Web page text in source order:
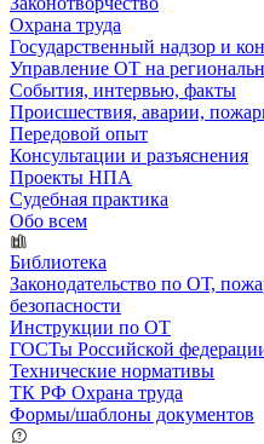
Охрана труда
Государственный надзор и
Управление ОТ на
События, интервью, факты
Происшествия, аварии,
Передовой опыт
Консультации и разъяснения
Проекты НПА
Судебная практика
Обо всем
Библиотека
Законодательство по ОТ,
безопасности
Инструкции по ОТ
ГОСТы Российской
Технические нормативы
ТК РФ Охрана труда
Формы/шаблоны документов